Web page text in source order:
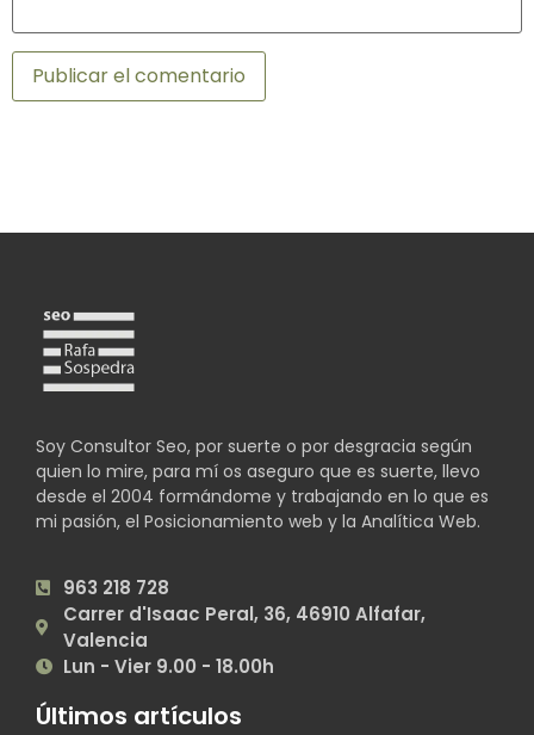
Soy Consultor Seo, por suerte o por desgracia según
quien lo mire, para mí os aseguro que es suerte, llevo
desde el 2004 formándome y trabajando en lo que es
mi pasión, el Posicionamiento web y la Analítica Web.
963 218 728
Carrer d'Isaac Peral, 36, 46910 Alfafar,
Valencia
Lun - Vier 9.00 - 18.00h
Últimos artículos